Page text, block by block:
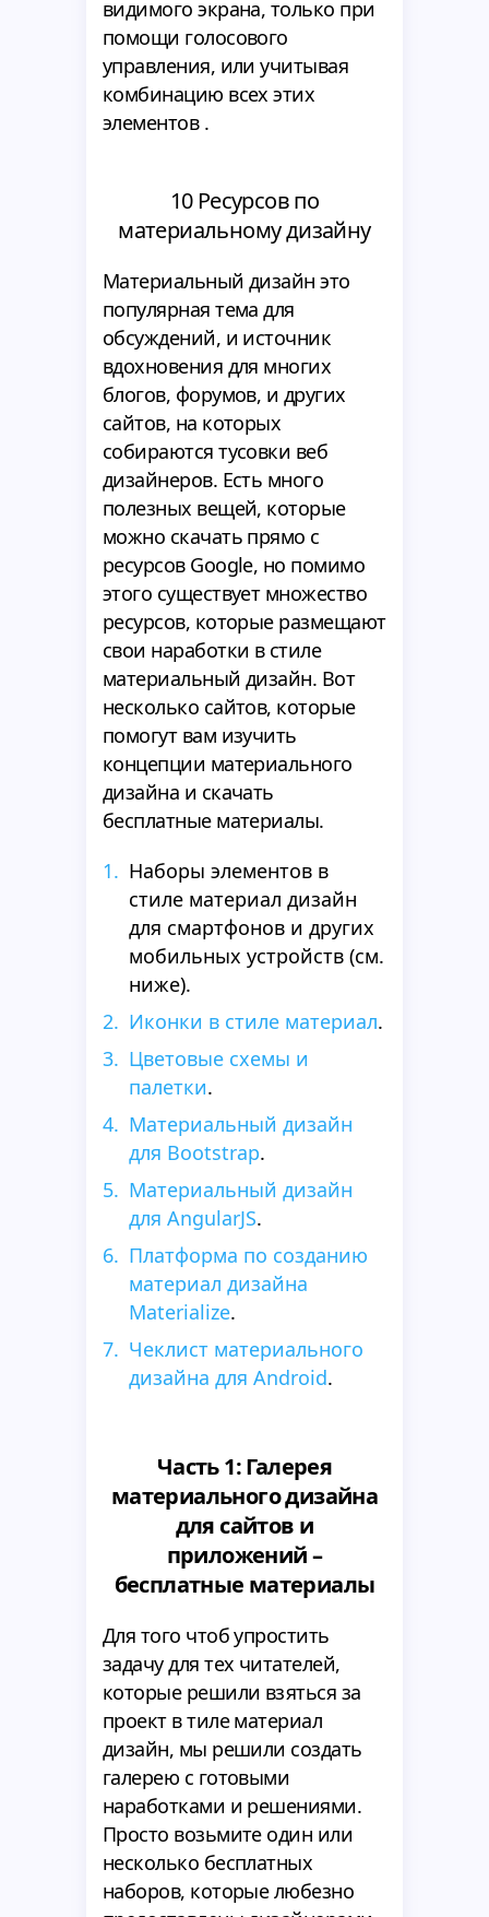
видимого экрана, только при
помощи голосового
управления, или учитывая
комбинацию всех этих
элементов .
10 Ресурсов по
материальному дизайну
Материальный дизайн это
популярная тема для
обсуждений, и источник
вдохновения для многих
блогов, форумов, и других
сайтов, на которых
собираются тусовки веб
дизайнеров. Есть много
полезных вещей, которые
можно скачать прямо с
ресурсов Google, но помимо
этого существует множество
ресурсов, которые размещают
свои наработки в стиле
материальный дизайн. Вот
несколько сайтов, которые
помогут вам изучить
концепции материального
дизайна и скачать
бесплатные материалы.
Наборы элементов в
стиле материал дизайн
для смартфонов и других
мобильных устройств (см.
ниже).
Иконки в стиле материал.
Цветовые схемы и
палетки.
Материальный дизайн
для Bootstrap.
Материальный дизайн
для AngularJS.
Платформа по созданию
материал дизайна
Materialize.
Чеклист материального
дизайна для Android.
Часть 1: Галерея
материального дизайна
для сайтов и
приложений –
бесплатные материалы
Для того чтоб упростить
задачу для тех читателей,
которые решили взяться за
проект в тиле материал
дизайн, мы решили создать
галерею с готовыми
наработками и решениями.
Просто возьмите один или
несколько бесплатных
наборов, которые любезно